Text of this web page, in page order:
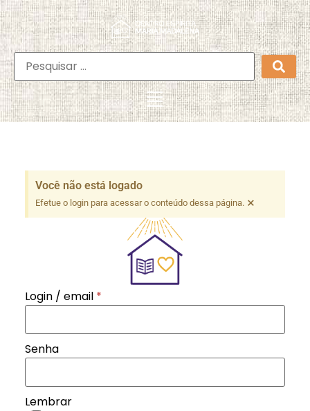
Você não está logado
Efetue o login para acessar o conteúdo dessa página. ×
Login / email *
Senha
Lembrar